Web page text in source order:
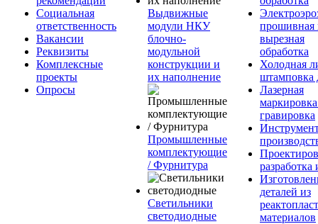
Социальная
ответственность
Вакансии
Реквизиты
Комплексные
проекты
Опросы
Выдвижные
модули НКУ
блочно-
модульной
конструкции и
их наполнение
Промышленные
комплектующие
/ Фурнитура
Светильники
светодиодные
прошивная
вырезная
обработка
Холодная
штамповка
Лазерная
гравировка
разработка
деталей из
материалов